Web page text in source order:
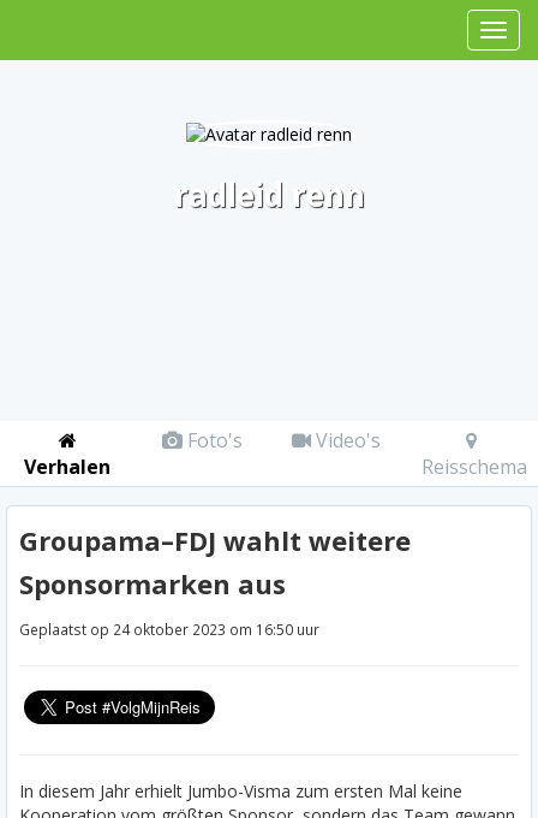
radleid renn
Verhalen
Foto's
Video's
Reisschema
Groupama–FDJ wahlt weitere
Sponsormarken aus
Geplaatst op 24 oktober 2023 om 16:50 uur
In diesem Jahr erhielt Jumbo-Visma zum ersten Mal keine